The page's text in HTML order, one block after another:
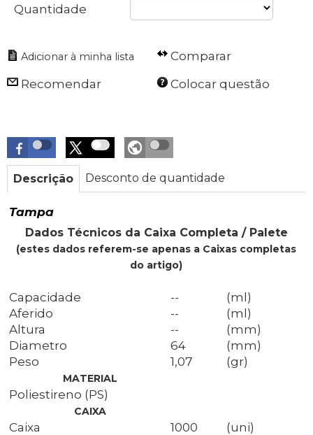
Quantidade
Comparar
Recomendar Colocar questão
Descrição Desconto de quantidade
Tampa
Dados Técnicos da Caixa Completa / Palete
(estes dados referem-se apenas a Caixas completas
do artigo)
Capacidade --
(ml)
Aferido
--
(ml)
Altura
--
(mm)
Diametro
64
(mm)
Peso
1,07 (gr)
MATERIAL
Poliestireno (PS)
CAIXA
Caixa 1000
(uni)